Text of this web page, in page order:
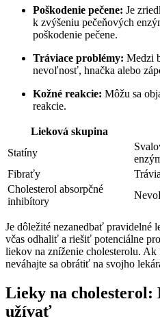
Poškodenie pečene: Je
k zvýšeniu pečeňových
poškodenie pečene.
Tráviace problémy: Medzi
nevoľnosť, hnačka alebo
Kožné reakcie: Môžu sa
reakcie.
Lieková skupina
Statíny
Fibraťy
Cholesterol absorpčné
inhibítory
Je dôležité nezanedbať pravidelné
včas odhaliť a riešiť potenciálne
liekov na zníženie cholesterolu. Ak
neváhajte sa obrátiť na svojho
Lieky na cholesterol:
užívať